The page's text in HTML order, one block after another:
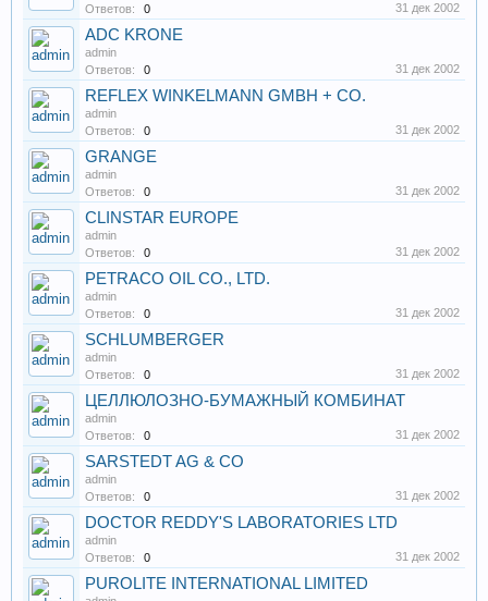
Ответов:
0 31 дек 2002
ADC KRONE
admin
Ответов:
0 31 дек 2002
REFLEX WINKELMANN GMBH + CO.
admin
Ответов:
0 31 дек 2002
GRANGE
admin
Ответов:
0 31 дек 2002
CLINSTAR EUROPE
admin
Ответов:
0 31 дек 2002
PETRACO OIL CO., LTD.
admin
Ответов:
0 31 дек 2002
SCHLUMBERGER
admin
Ответов:
0 31 дек 2002
ЦЕЛЛЮЛОЗНО-БУМАЖНЫЙ КОМБИНАТ
admin
Ответов:
0 31 дек 2002
SARSTEDT AG & CO
admin
Ответов:
0 31 дек 2002
DOCTOR REDDY'S LABORATORIES LTD
admin
Ответов:
0 31 дек 2002
PUROLITE INTERNATIONAL LIMITED